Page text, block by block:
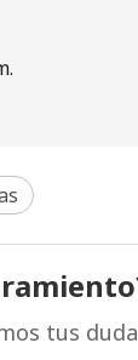
tus